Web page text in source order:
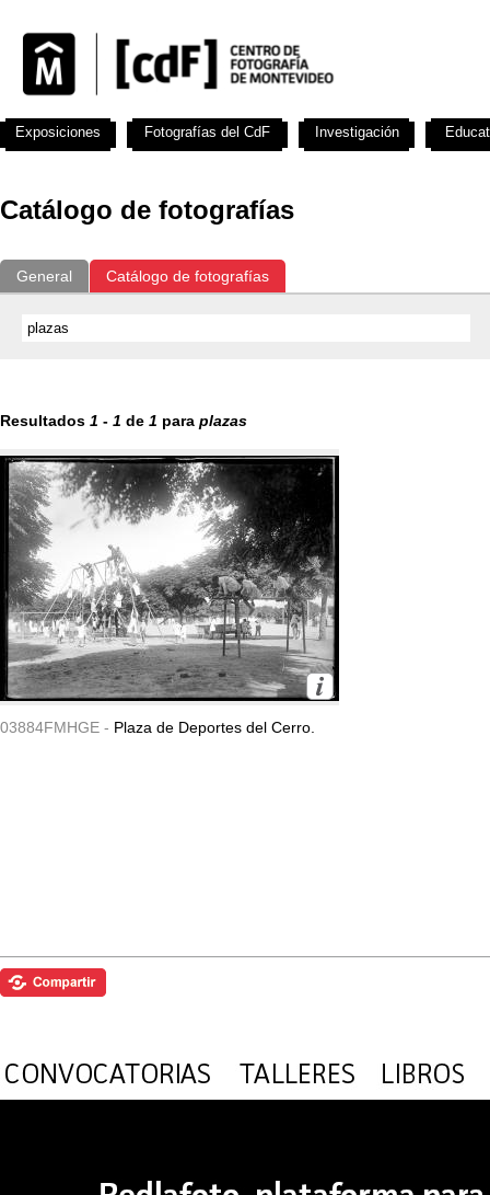
Catálogo de fotografías
General Catálogo de fotografías
Resultados 1 - 1 de 1 para plazas
03884FMHGE - Plaza de Deportes del Cerro.
Exposiciones Fotografías del CdF Investigación